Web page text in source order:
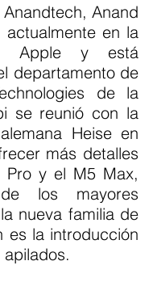
Anand
actualmente en la
Apple y está
departamento de
de la
se reunió con la
Heise en
más detalles
Pro y el M5 Max,
los mayores
nueva familia de
es la introducción